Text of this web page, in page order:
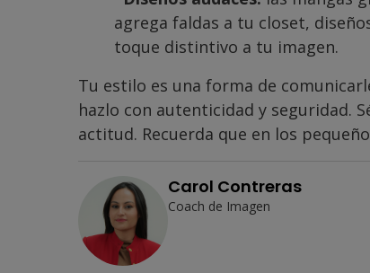
agrega faldas a tu closet,
toque distintivo a tu imagen.
Tu estilo es una forma de
hazlo con autenticidad y seguridad.
actitud. Recuerda que en los
Carol Contreras
Coach de Imagen